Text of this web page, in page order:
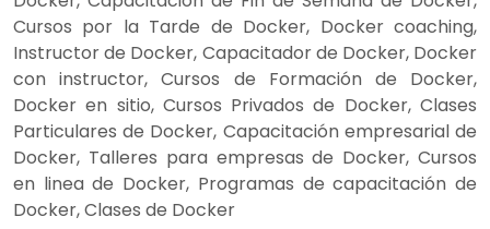
Cursos por la Tarde de Docker, Docker coaching,
Instructor de Docker, Capacitador de Docker, Docker
con instructor, Cursos de Formación de Docker,
Docker en sitio, Cursos Privados de Docker, Clases
Particulares de Docker, Capacitación empresarial de
Docker, Talleres para empresas de Docker, Cursos
en linea de Docker, Programas de capacitación de
Docker, Clases de Docker